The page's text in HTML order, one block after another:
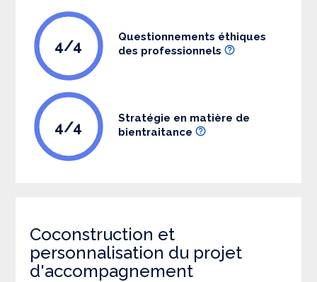
4/4
Questionnements éthiques
des professionnels
4/4
Stratégie en matière de
bientraitance
Coconstruction et
personnalisation du projet
d'accompagnement